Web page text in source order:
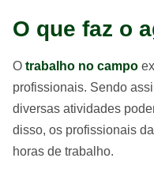
O que faz o
O trabalho no campo
profissionais. Sendo
diversas atividades
disso, os profissionais
horas de trabalho.